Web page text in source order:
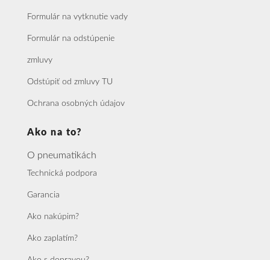
Formulár na vytknutie vady
Formulár na odstúpenie
zmluvy
Odstúpiť od zmluvy TU
Ochrana osobných údajov
Ako na to?
O pneumatikách
Technická podpora
Garancia
Ako nakúpim?
Ako zaplatím?